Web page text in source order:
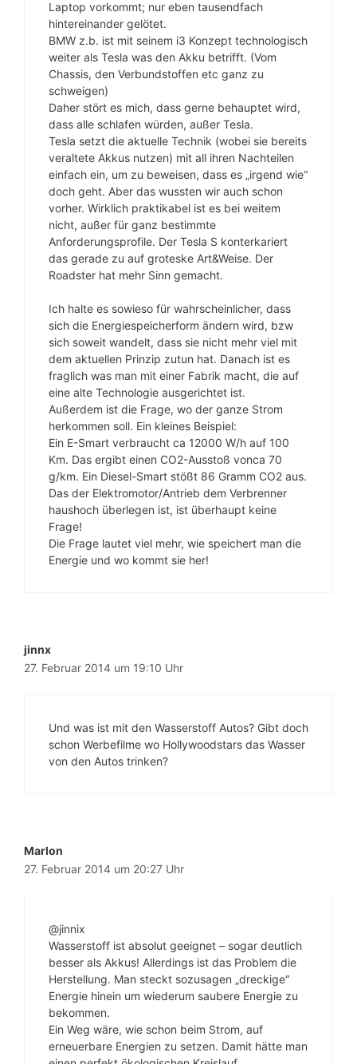
Laptop vorkommt; nur eben tausendfach
hintereinander gelötet.
BMW z.b. ist mit seinem i3 Konzept technologisch
weiter als Tesla was den Akku betrifft. (Vom
Chassis, den Verbundstoffen etc ganz zu
schweigen)
Daher stört es mich, dass gerne behauptet wird,
dass alle schlafen würden, außer Tesla.
Tesla setzt die aktuelle Technik (wobei sie bereits
veraltete Akkus nutzen) mit all ihren Nachteilen
einfach ein, um zu beweisen, dass es „irgend wie“
doch geht. Aber das wussten wir auch schon
vorher. Wirklich praktikabel ist es bei weitem
nicht, außer für ganz bestimmte
Anforderungsprofile. Der Tesla S konterkariert
das gerade zu auf groteske Art&Weise. Der
Roadster hat mehr Sinn gemacht.
Ich halte es sowieso für wahrscheinlicher, dass
sich die Energiespeicherform ändern wird, bzw
sich soweit wandelt, dass sie nicht mehr viel mit
dem aktuellen Prinzip zutun hat. Danach ist es
fraglich was man mit einer Fabrik macht, die auf
eine alte Technologie ausgerichtet ist.
Außerdem ist die Frage, wo der ganze Strom
herkommen soll. Ein kleines Beispiel:
Ein E-Smart verbraucht ca 12000 W/h auf 100
Km. Das ergibt einen CO2-Ausstoß vonca 70
g/km. Ein Diesel-Smart stößt 86 Gramm CO2 aus.
Das der Elektromotor/Antrieb dem Verbrenner
haushoch überlegen ist, ist überhaupt keine
Frage!
Die Frage lautet viel mehr, wie speichert man die
Energie und wo kommt sie her!
jinnx
27. Februar 2014 um 19:10 Uhr
Und was ist mit den Wasserstoff Autos? Gibt doch
schon Werbefilme wo Hollywoodstars das Wasser
von den Autos trinken?
Marlon
27. Februar 2014 um 20:27 Uhr
@jinnix
Wasserstoff ist absolut geeignet – sogar deutlich
besser als Akkus! Allerdings ist das Problem die
Herstellung. Man steckt sozusagen „dreckige“
Energie hinein um wiederum saubere Energie zu
bekommen.
Ein Weg wäre, wie schon beim Strom, auf
erneuerbare Energien zu setzen. Damit hätte man